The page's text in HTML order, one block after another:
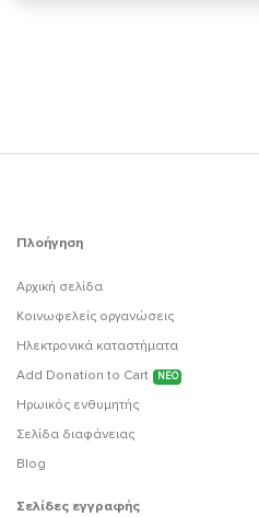
Πλοήγηση
Αρχική σελίδα
Κοινωφελείς οργανώσεις
Ηλεκτρονικά καταστήματα
Add Donation to Cart
ΝΕΟ
Ηρωικός ενθυμητής
Σελίδα διαφάνειας
Blog
Σελίδες εγγραφής